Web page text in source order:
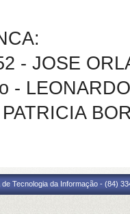
- JOSE
-
de Tecnologia da Informação - (84)